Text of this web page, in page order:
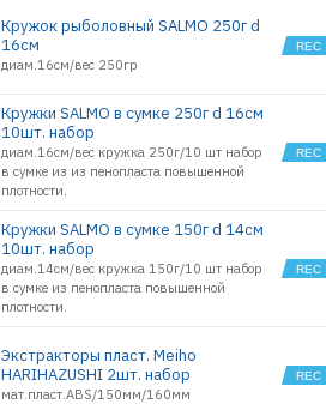
Кружок рыболовный SALMO 250г d
16см
диам.16см/вес 250гр
Кружки SALMO в сумке 250г d 16см
10шт. набор
диам.16см/вес кружка 250г/10 шт набор
в сумке из из пенопласта повышенной
плотности.
Кружки SALMO в сумке 150г d 14см
10шт. набор
диам.14см/вес кружка 150г/10 шт набор
в сумке из пенопласта повышенной
плотности.
Экстракторы пласт. Meiho
HARIHAZUSHI 2шт. набор
мат.пласт.ABS/150мм/160мм